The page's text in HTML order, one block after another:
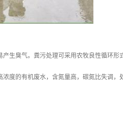
生臭气。粪污处理可采用农牧良性循环形
度的有机废水，含氮量高，碳氮比失调，